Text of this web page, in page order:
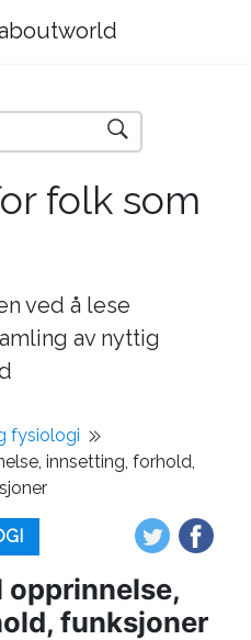
folk som
ved å lese
av nyttig
fysiologi
innsetting, forhold,
funksjoner